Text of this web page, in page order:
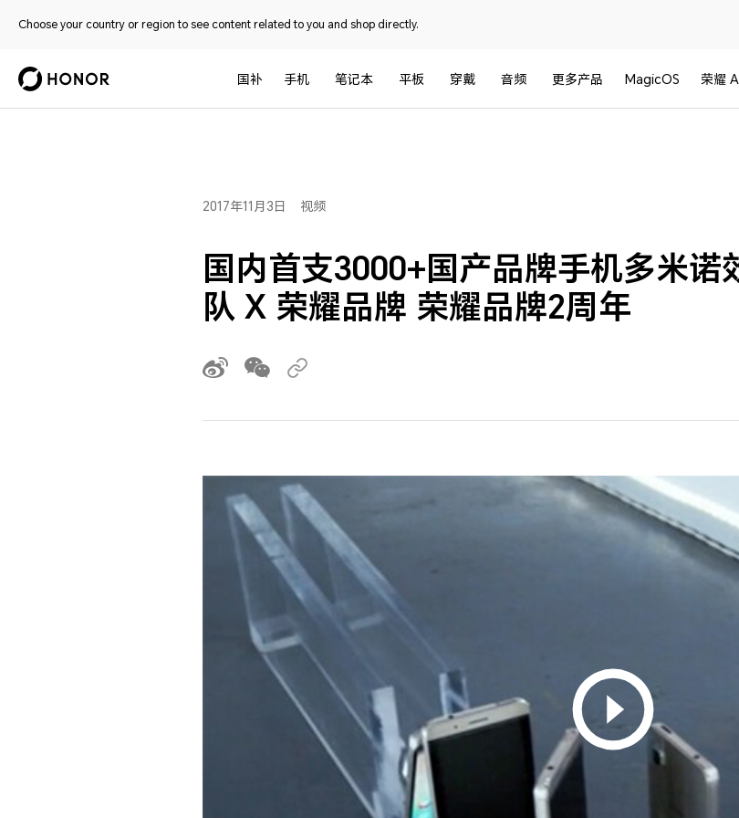
Choose your country or region to see content related to you and shop directly.
国补 手机 笔记本 平板 穿戴 音频 更多产品 MagicOS 荣耀
2017年11月3日 视频
国内首支3000+国产品牌手机多米诺
队 X 荣耀品牌 荣耀品牌2周年